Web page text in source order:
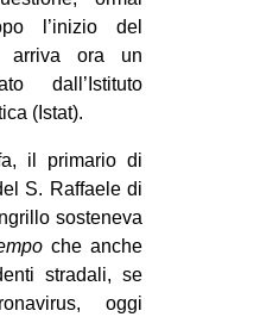
l’inizio del
arriva ora un
dall’Istituto
(Istat).
il primario di
S. Raffaele di
sosteneva
che anche
stradali, se
oggi